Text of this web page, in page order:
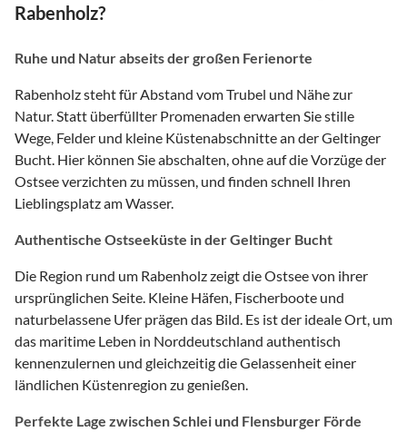
Rabenholz?
Ruhe und Natur abseits der großen Ferienorte
Rabenholz steht für Abstand vom Trubel und Nähe zur
Natur. Statt überfüllter Promenaden erwarten Sie stille
Wege, Felder und kleine Küstenabschnitte an der Geltinger
Bucht. Hier können Sie abschalten, ohne auf die Vorzüge der
Ostsee verzichten zu müssen, und finden schnell Ihren
Lieblingsplatz am Wasser.
Authentische Ostseeküste in der Geltinger Bucht
Die Region rund um Rabenholz zeigt die Ostsee von ihrer
ursprünglichen Seite. Kleine Häfen, Fischerboote und
naturbelassene Ufer prägen das Bild. Es ist der ideale Ort, um
das maritime Leben in Norddeutschland authentisch
kennenzulernen und gleichzeitig die Gelassenheit einer
ländlichen Küstenregion zu genießen.
Perfekte Lage zwischen Schlei und Flensburger Förde